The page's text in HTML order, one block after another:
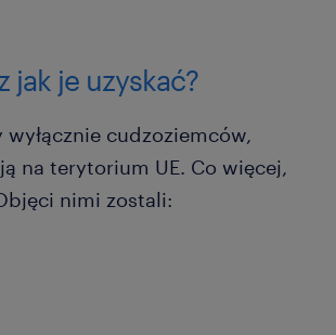
jak je uzyskać?
cudzoziemców,
na terytorium UE. Co więcej,
nimi zostali: